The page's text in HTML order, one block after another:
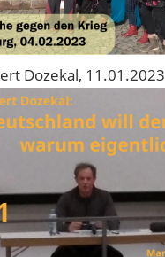
Dozekal, 11.01.2023